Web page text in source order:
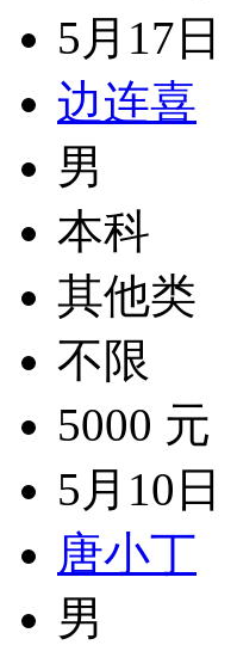
5月17日
边连喜
男
本科
其他类
不限
5000 元
5月10日
唐小丁
男